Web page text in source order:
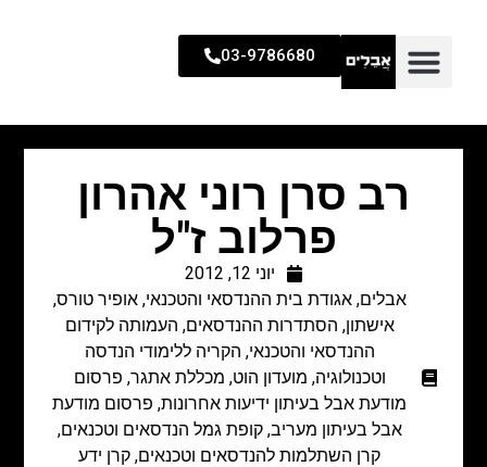
03-9786680
רב סרן רוני אהרון
פרלוב ז"ל
יוני 12, 2012
אבלים,אגודת בית ההנדסאי והטכנאי,אופיר טורס,
אישתון, הסתדרות ההנדסאים, העמותה לקידום
ההנדסאי והטכנאי, הקריה ללימודי הנדסה
וטכנולוגיה, מועדון הוט, מכללת אתגר, פרסום
מודעת אבל בעיתון ידיעות אחרונות, פרסום מודעת
אבל בעיתון מעריב,קופת גמל הנדסאים וטכנאים,
קרן השתלמות להנדסאים וטכנאים, קרן ידע